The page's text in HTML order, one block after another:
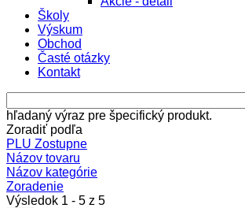
Školy
Výskum
Obchod
Časté otázky
Kontakt
hľadaný výraz pre špecifický produkt.
Zoradiť podľa
PLU Zostupne
Názov tovaru
Názov kategórie
Zoradenie
Výsledok 1 - 5 z 5